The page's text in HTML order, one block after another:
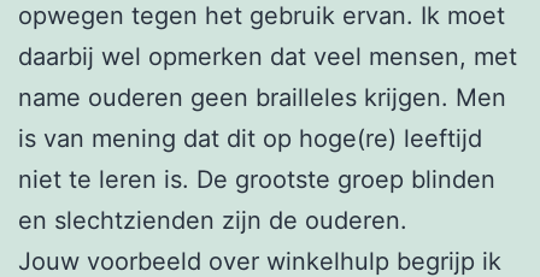
opwegen tegen het gebruik ervan. Ik moet
daarbij wel opmerken dat veel mensen, met
name ouderen geen brailleles krijgen. Men
is van mening dat dit op hoge(re) leeftijd
niet te leren is. De grootste groep blinden
en slechtzienden zijn de ouderen.
Jouw voorbeeld over winkelhulp begrijp ik